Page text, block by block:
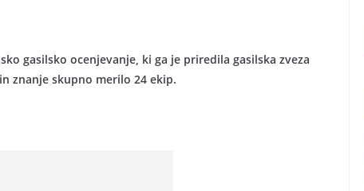
gasilsko ocenjevanje, ki ga je priredila gasilska zveza
znanje skupno merilo 24 ekip.